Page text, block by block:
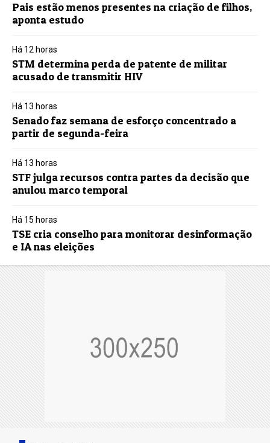
Pais estão menos presentes na criação de filhos,
aponta estudo
Há 12 horas
STM determina perda de patente de militar
acusado de transmitir HIV
Há 13 horas
Senado faz semana de esforço concentrado a
partir de segunda-feira
Há 13 horas
STF julga recursos contra partes da decisão que
anulou marco temporal
Há 15 horas
TSE cria conselho para monitorar desinformação
e IA nas eleições